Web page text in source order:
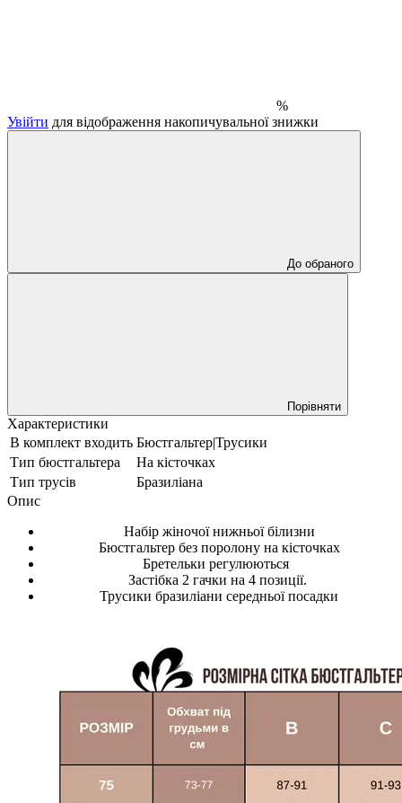
%
Увійти для відображення накопичувальної знижки
До обраного
Порівняти
Характеристики
В комплект входить Бюстгальтер|Трусики
Тип бюстгальтера
На кісточках
Тип трусів
Бразиліана
Опис
Набір жіночої нижньої білизни
Бюстгальтер без поролону на кісточках
Бретельки регулюються
Застібка 2 гачки на 4 позиції.
Трусики бразиліани середньої посадки